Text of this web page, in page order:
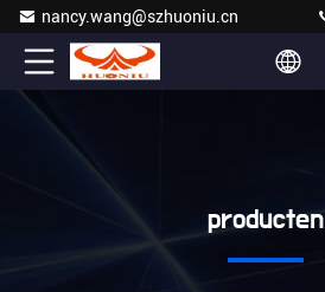
nancy.wang@szhuoniu.cn
producten